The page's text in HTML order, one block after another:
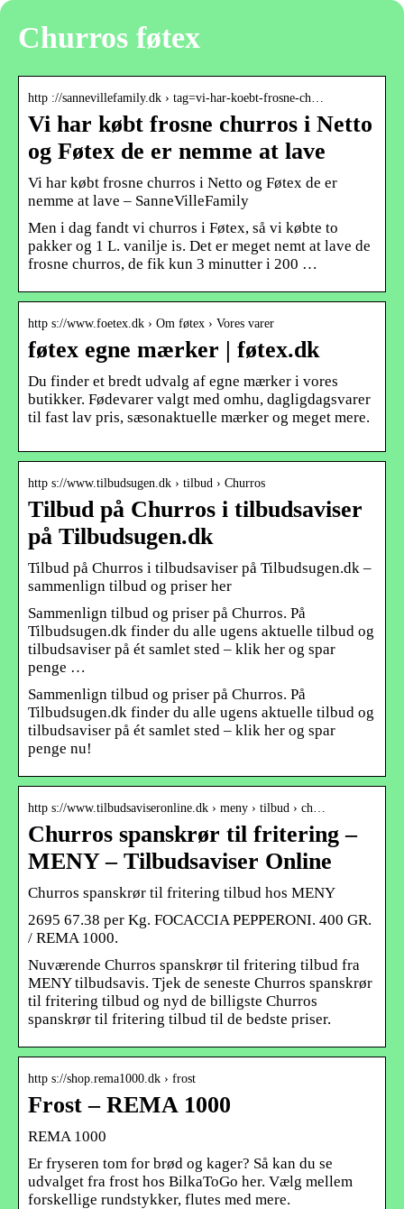
Churros føtex
http ://sannevillefamily.dk › tag=vi-har-koebt-frosne-ch…
Vi har købt frosne churros i Netto
og Føtex de er nemme at lave
Vi har købt frosne churros i Netto og Føtex de er
nemme at lave – SanneVilleFamily
Men i dag fandt vi churros i Føtex, så vi købte to
pakker og 1 L. vanilje is. Det er meget nemt at lave de
frosne churros, de fik kun 3 minutter i 200 …
http s://www.foetex.dk › Om føtex › Vores varer
føtex egne mærker | føtex.dk
Du finder et bredt udvalg af egne mærker i vores
butikker. Fødevarer valgt med omhu, dagligdagsvarer
til fast lav pris, sæsonaktuelle mærker og meget mere.
http s://www.tilbudsugen.dk › tilbud › Churros
Tilbud på Churros i tilbudsaviser
på Tilbudsugen.dk
Tilbud på Churros i tilbudsaviser på Tilbudsugen.dk –
sammenlign tilbud og priser her
Sammenlign tilbud og priser på Churros. På
Tilbudsugen.dk finder du alle ugens aktuelle tilbud og
tilbudsaviser på ét samlet sted – klik her og spar
penge …
Sammenlign tilbud og priser på Churros. På
Tilbudsugen.dk finder du alle ugens aktuelle tilbud og
tilbudsaviser på ét samlet sted – klik her og spar
penge nu!
http s://www.tilbudsaviseronline.dk › meny › tilbud › ch…
Churros spanskrør til fritering –
MENY – Tilbudsaviser Online
Churros spanskrør til fritering tilbud hos MENY
2695 67.38 per Kg. FOCACCIA PEPPERONI. 400 GR.
/ REMA 1000.
Nuværende Churros spanskrør til fritering tilbud fra
MENY tilbudsavis. Tjek de seneste Churros spanskrør
til fritering tilbud og nyd de billigste Churros
spanskrør til fritering tilbud til de bedste priser.
http s://shop.rema1000.dk › frost
Frost – REMA 1000
REMA 1000
Er fryseren tom for brød og kager? Så kan du se
udvalget fra frost hos BilkaToGo her. Vælg mellem
forskellige rundstykker, flutes med mere.